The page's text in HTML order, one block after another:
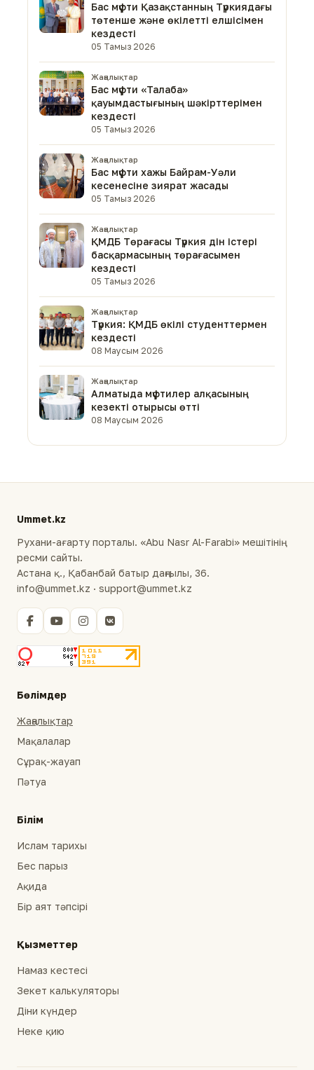
Бас мүфти Қазақстанның Түркиядағы
төтенше және өкілетті елшісімен
кездесті
05 Тамыз 2026
Жаңалықтар
Бас мүфти «Талаба»
қауымдастығының шәкірттерімен
кездесті
05 Тамыз 2026
Жаңалықтар
Бас мүфти хажы Байрам-Уәли
кесенесіне зиярат жасады
05 Тамыз 2026
Жаңалықтар
ҚМДБ Төрағасы Түркия дін істері
басқармасының төрағасымен
кездесті
05 Тамыз 2026
Жаңалықтар
Түркия: ҚМДБ өкілі студенттермен
кездесті
08 Маусым 2026
Жаңалықтар
Алматыда мүфтилер алқасының
кезекті отырысы өтті
08 Маусым 2026
Ummet.kz
Рухани-ағарту порталы. «Abu Nasr Al-Farabi» мешітінің
ресми сайты.
Астана қ., Қабанбай батыр даңғылы, 36.
info@ummet.kz · support@ummet.kz
Бөлімдер
Жаңалықтар
Мақалалар
Сұрақ-жауап
Пәтуа
Білім
Ислам тарихы
Бес парыз
Ақида
Бір аят тәпсірі
Қызметтер
Намаз кестесі
Зекет калькуляторы
Діни күндер
Неке қию